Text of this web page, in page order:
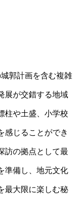
郭計画を含む複雑
展が交錯する地域
柱や土盛、小学校
感じることができ
訪の拠点として最
準備し、地元文化
最大限に楽しむ秘